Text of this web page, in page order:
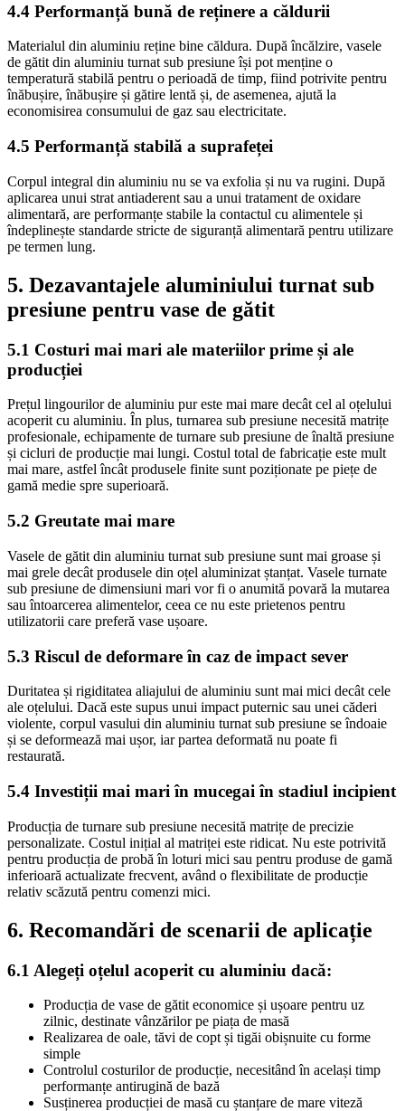
4.4 Performanță bună de reținere a căldurii
Materialul din aluminiu reține bine căldura. După încălzire, vasele
de gătit din aluminiu turnat sub presiune își pot menține o
temperatură stabilă pentru o perioadă de timp, fiind potrivite pentru
înăbușire, înăbușire și gătire lentă și, de asemenea, ajută la
economisirea consumului de gaz sau electricitate.
4.5 Performanță stabilă a suprafeței
Corpul integral din aluminiu nu se va exfolia și nu va rugini. După
aplicarea unui strat antiaderent sau a unui tratament de oxidare
alimentară, are performanțe stabile la contactul cu alimentele și
îndeplinește standarde stricte de siguranță alimentară pentru utilizare
pe termen lung.
5. Dezavantajele aluminiului turnat sub
presiune pentru vase de gătit
5.1 Costuri mai mari ale materiilor prime și ale
producției
Prețul lingourilor de aluminiu pur este mai mare decât cel al oțelului
acoperit cu aluminiu. În plus, turnarea sub presiune necesită matrițe
profesionale, echipamente de turnare sub presiune de înaltă presiune
și cicluri de producție mai lungi. Costul total de fabricație este mult
mai mare, astfel încât produsele finite sunt poziționate pe piețe de
gamă medie spre superioară.
5.2 Greutate mai mare
Vasele de gătit din aluminiu turnat sub presiune sunt mai groase și
mai grele decât produsele din oțel aluminizat ștanțat. Vasele turnate
sub presiune de dimensiuni mari vor fi o anumită povară la mutarea
sau întoarcerea alimentelor, ceea ce nu este prietenos pentru
utilizatorii care preferă vase ușoare.
5.3 Riscul de deformare în caz de impact sever
Duritatea și rigiditatea aliajului de aluminiu sunt mai mici decât cele
ale oțelului. Dacă este supus unui impact puternic sau unei căderi
violente, corpul vasului din aluminiu turnat sub presiune se îndoaie
și se deformează mai ușor, iar partea deformată nu poate fi
restaurată.
5.4 Investiții mai mari în mucegai în stadiul incipient
Producția de turnare sub presiune necesită matrițe de precizie
personalizate. Costul inițial al matriței este ridicat. Nu este potrivită
pentru producția de probă în loturi mici sau pentru produse de gamă
inferioară actualizate frecvent, având o flexibilitate de producție
relativ scăzută pentru comenzi mici.
6. Recomandări de scenarii de aplicație
6.1 Alegeți oțelul acoperit cu aluminiu dacă:
Producția de vase de gătit economice și ușoare pentru uz
zilnic, destinate vânzărilor pe piața de masă
Realizarea de oale, tăvi de copt și tigăi obișnuite cu forme
simple
Controlul costurilor de producție, necesitând în același timp
performanțe antirugină de bază
Susținerea producției de masă cu ștanțare de mare viteză